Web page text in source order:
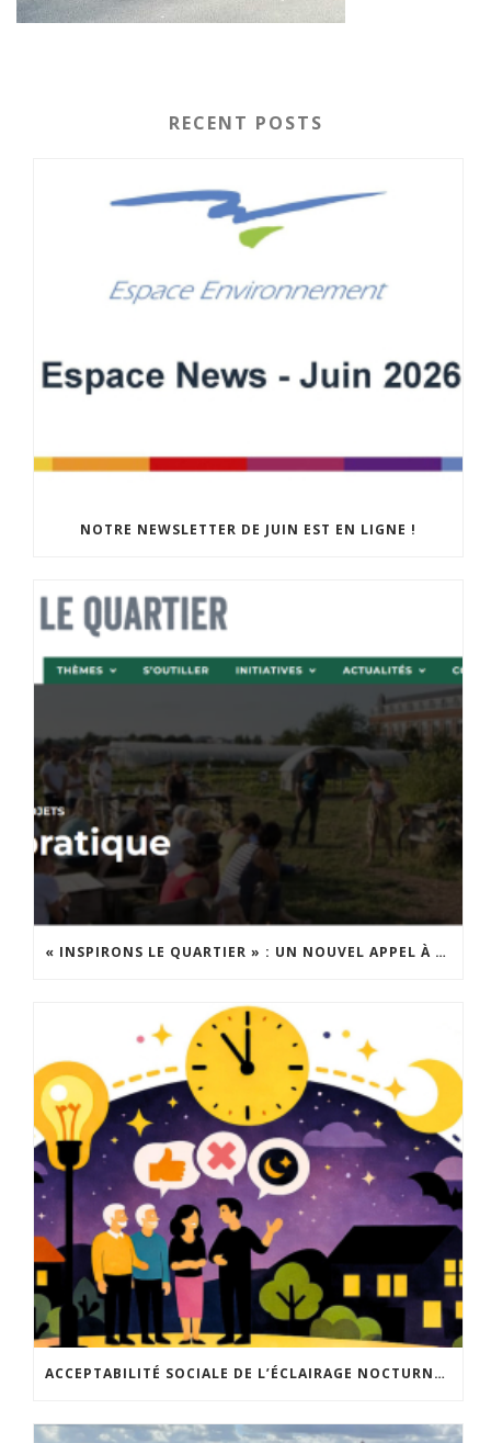
RECENT POSTS
NOTRE NEWSLETTER DE JUIN EST EN LIGNE !
« INSPIRONS LE QUARTIER » : UN NOUVEL APPEL À PROJETS EST LANCÉ !
ACCEPTABILITÉ SOCIALE DE L’ÉCLAIRAGE NOCTURNE : LE REPLAY EST DISPONIBLE